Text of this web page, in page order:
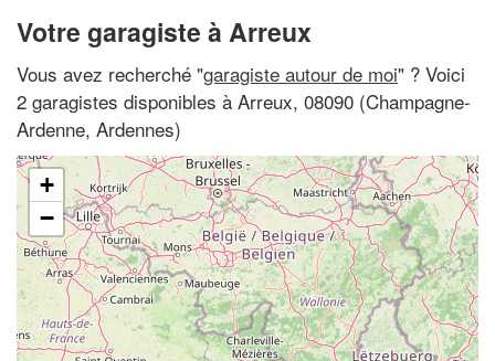
Votre garagiste à Arreux
Vous avez recherché "garagiste autour de moi" ? Voici
2 garagistes disponibles à Arreux, 08090 (Champagne-
Ardenne, Ardennes)
+
−